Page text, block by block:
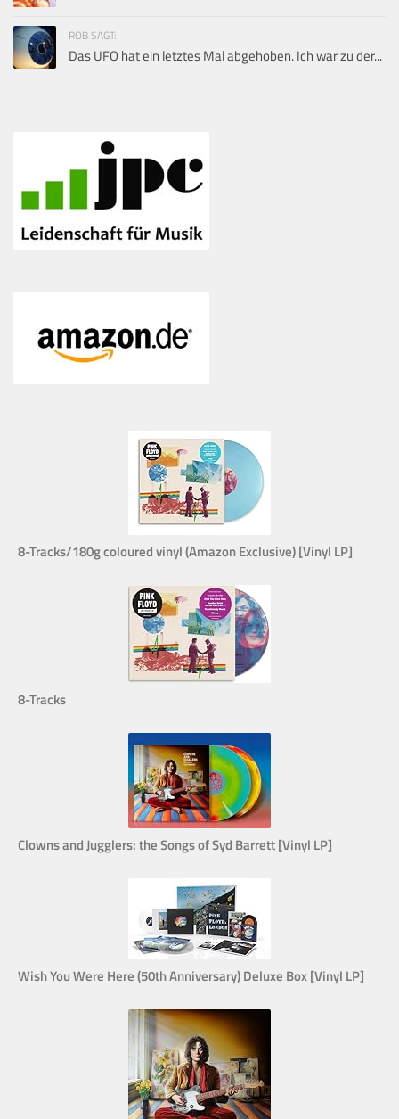
ROB SAGT:
Das UFO hat ein letztes Mal abgehoben. Ich war zu der...
8-Tracks/180g coloured vinyl (Amazon Exclusive) [Vinyl LP]
8-Tracks
Clowns and Jugglers: the Songs of Syd Barrett [Vinyl LP]
Wish You Were Here (50th Anniversary) Deluxe Box [Vinyl LP]